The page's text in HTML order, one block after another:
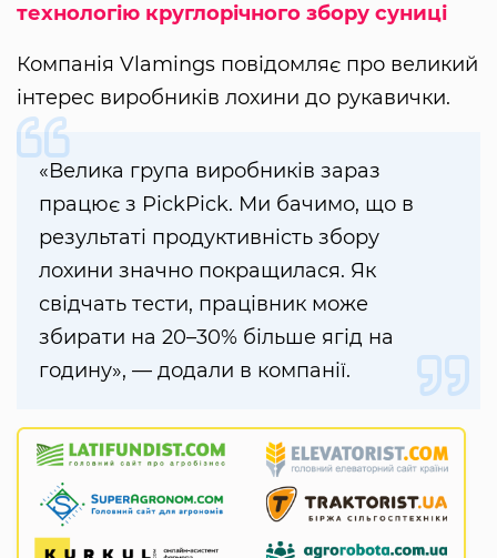
технологію круглорічного збору суниці
Компанія Vlamings повідомляє про великий
інтерес виробників лохини до рукавички.
«Велика група виробників зараз
працює з PickPick. Ми бачимо, що в
результаті продуктивність збору
лохини значно покращилася. Як
свідчать тести, працівник може
збирати на 20–30% більше ягід на
годину», — додали в компанії.